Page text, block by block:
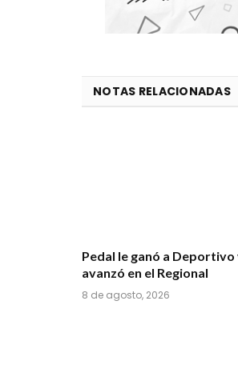
NOTAS RELACIONADAS
Pedal le ganó a Deportivo
avanzó en el Regional
8 de agosto, 2026